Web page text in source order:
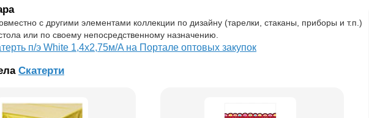
с другими элементами коллекции по дизайну (тарелки, стаканы, приборы и т.п.)
или по своему непосредственному назначению.
п/э White 1,4х2,75м/A на Портале оптовых закупок
Скатерти